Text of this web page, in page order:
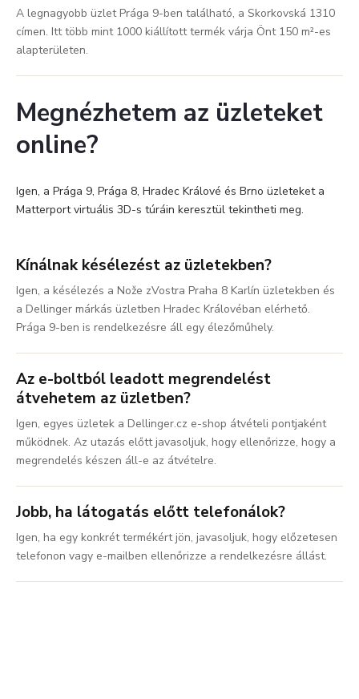
A legnagyobb üzlet Prága 9-ben található, a Skorkovská 1310
címen. Itt több mint 1000 kiállított termék várja Önt 150 m²-es
alapterületen.
Megnézhetem az üzleteket
online?
Igen, a Prága 9, Prága 8, Hradec Králové és Brno üzleteket a
Matterport virtuális 3D-s túráin keresztül tekintheti meg.
Kínálnak késélezést az üzletekben?
Igen, a késélezés a Nože zVostra Praha 8 Karlín üzletekben és
a Dellinger márkás üzletben Hradec Královéban elérhető.
Prága 9-ben is rendelkezésre áll egy élezőműhely.
Az e-boltból leadott megrendelést
átvehetem az üzletben?
Igen, egyes üzletek a Dellinger.cz e-shop átvételi pontjaként
működnek. Az utazás előtt javasoljuk, hogy ellenőrizze, hogy a
megrendelés készen áll-e az átvételre.
Jobb, ha látogatás előtt telefonálok?
Igen, ha egy konkrét termékért jön, javasoljuk, hogy előzetesen
telefonon vagy e-mailben ellenőrizze a rendelkezésre állást.